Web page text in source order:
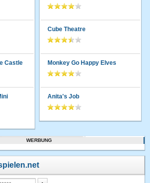
Castle
Cube Theatre
Monkey Go Happy Elves
Anita's Job
WERBUNG